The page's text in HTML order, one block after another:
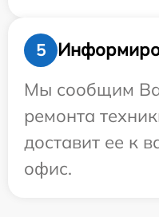
5
Мы сообщим
ремонта
доставит ее к
офис.